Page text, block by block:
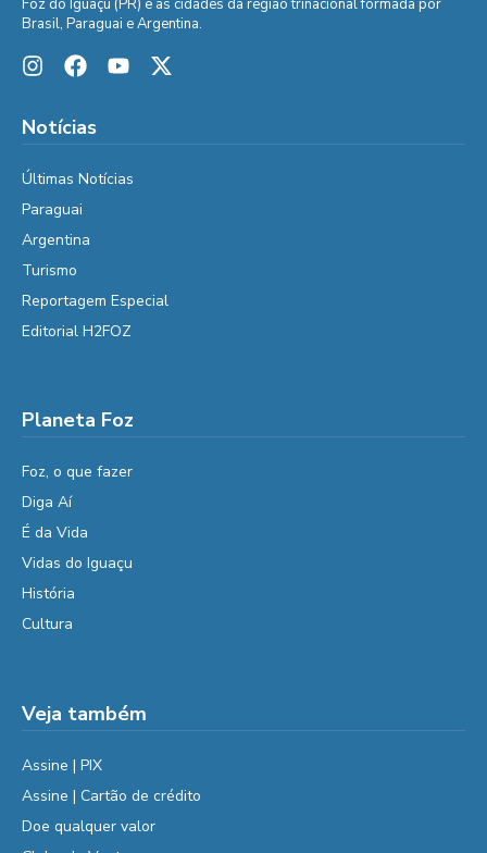
Foz do Iguaçu (PR) e as cidades da região trinacional formada por
Brasil, Paraguai e Argentina.
Notícias
Últimas Notícias
Paraguai
Argentina
Turismo
Reportagem Especial
Editorial H2FOZ
Planeta Foz
Foz, o que fazer
Diga Aí
É da Vida
Vidas do Iguaçu
História
Cultura
Veja também
Assine | PIX
Assine | Cartão de crédito
Doe qualquer valor